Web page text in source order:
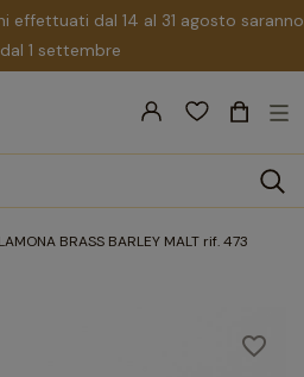
effettuati dal 14 al 31 agosto saranno
1 settembre
search
☰
BRASS BARLEY MALT rif. 473
favorite_border